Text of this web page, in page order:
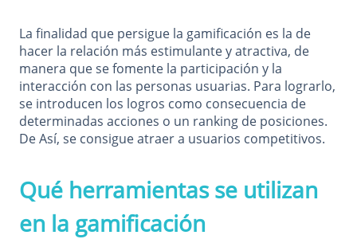
La finalidad que persigue la gamificación es la de
hacer la relación más estimulante y atractiva, de
manera que se fomente la participación y la
interacción con las personas usuarias. Para lograrlo,
se introducen los logros como consecuencia de
determinadas acciones o un ranking de posiciones.
De Así, se consigue atraer a usuarios competitivos.
Qué herramientas se utilizan
en la gamificación